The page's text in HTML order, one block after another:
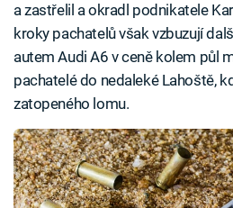
a zastřelil a okradl podnikatele
kroky pachatelů však vzbuzují
autem Audi A6 v ceně kolem půl
pachatelé do nedaleké Lahoště,
zatopeného lomu.